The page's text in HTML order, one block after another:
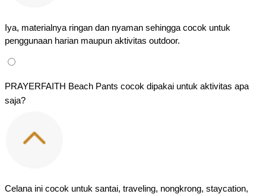
Iya, materialnya ringan dan nyaman sehingga cocok untuk
penggunaan harian maupun aktivitas outdoor.
PRAYERFAITH Beach Pants cocok dipakai untuk aktivitas apa
saja?
Celana ini cocok untuk santai, traveling, nongkrong, staycation,